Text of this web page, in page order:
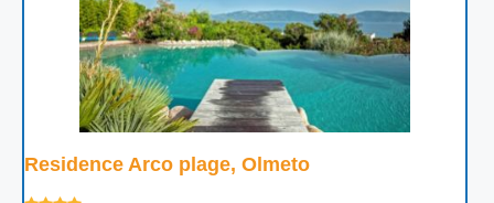
Residence Arco plage, Olmeto